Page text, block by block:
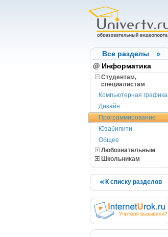
Все разделы
Информатика
Студентам,
cпециалистам
Компьютерная графика
Дизайн
Программирование
Юзабилити
Общее
Любознательным
Школьникам
К списку разделов